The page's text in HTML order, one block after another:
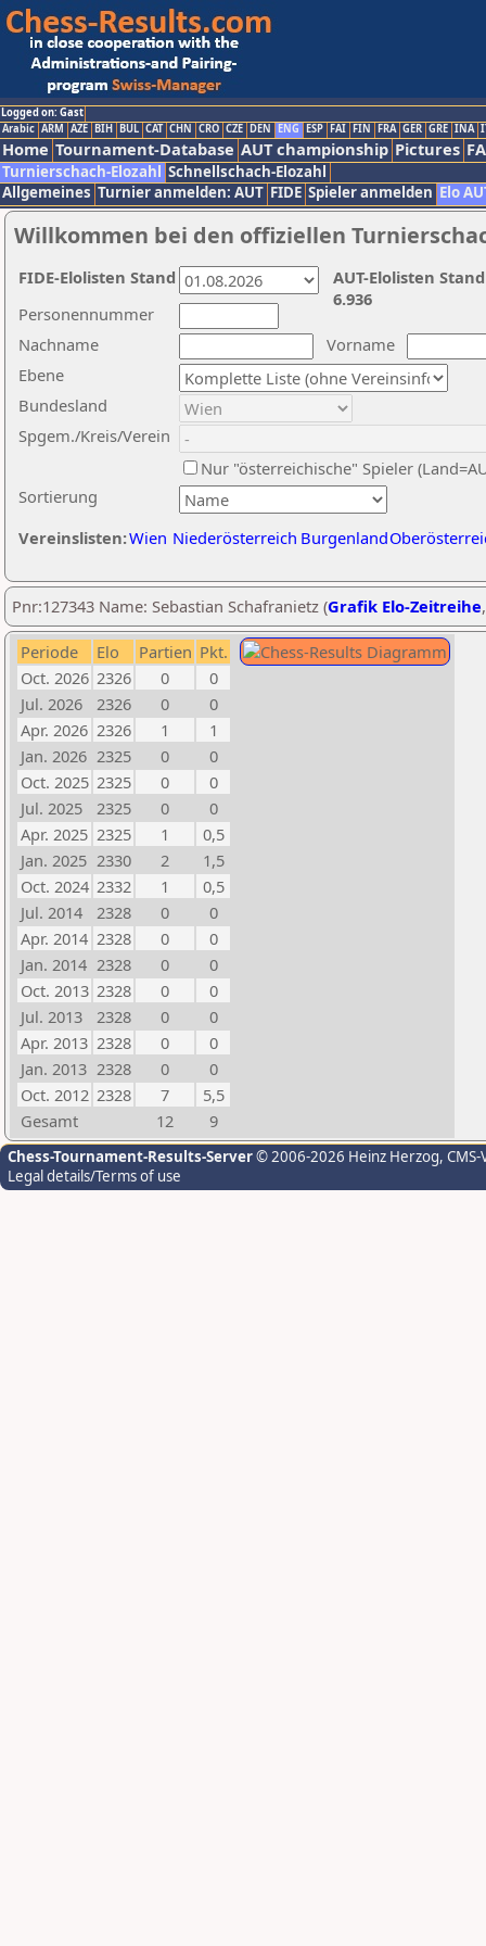
Logged on: Gast
Arabic ARM AZE BIH BUL CAT CHN CRO CZE DEN ENG ESP FAI FIN FRA GER GRE INA
Home Tournament-Database AUT championship Pictures
Turnierschach-Elozahl Schnellschach-Elozahl
Allgemeines Turnier anmelden: AUT FIDE Spieler anmelden Elo
Willkommen bei den offiziellen
Nachname
Vorname
Ebene
Sortierung
Personennummer
Bundesland
Spgem./Kreis/Verein
Nur "österreichische" Spieler
Vereinslisten:Wien Niederösterreich Burgenland
AUT-Elolisten
6.936
FIDE-Elolisten Stand
Pnr:127343 Name: Sebastian Schafranietz (Grafik Elo-Zeitreihe
Periode Elo Partien Pkt.
Oct. 2026 2326 0
0
Jul. 2026
2326 0
0
Apr. 2026 2326 1
1
Jan. 2026 2325 0
0
Oct. 2025 2325 0
0
Jul. 2025
2325 0
0
Apr. 2025 2325 1
0,5
Jan. 2025 2330 2
1,5
Oct. 2024 2332 1
0,5
Jul. 2014
2328 0
0
Apr. 2014 2328 0
0
Jan. 2014 2328 0
0
Oct. 2013 2328 0
0
Jul. 2013
2328 0
0
Apr. 2013 2328 0
0
Jan. 2013 2328 0
0
Oct. 2012 2328 7
5,5
Gesamt
12 9
Chess-Tournament-Results-Server© 2006-2026 Heinz Herzog,
Legal details/Terms of use